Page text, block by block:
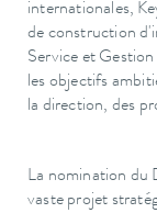
internationales,
de construction
Service et
les objectifs
la direction, des
La nomination du
vaste projet